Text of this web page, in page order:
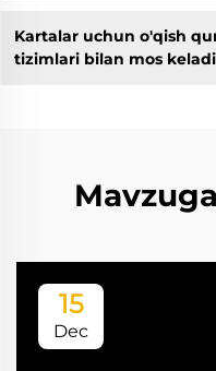
Kartalar uchun o'qish
tizimlari bilan mos
15
Dec